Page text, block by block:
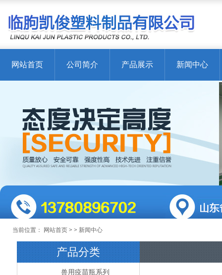
网站首页 公司简介 产品展示 新闻中心
当前位置： 网站首页 > > 新闻中心
产品分类
兽用疫苗瓶系列